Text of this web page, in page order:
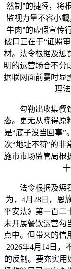
然制”的捷径，将
监视力量不容小
牛肉”的虚假宣传
破口正在于“证照
材。法令根据及惩
明的运营场合不分
据联网面前霎时显
理
勾勒出收集餐饮
态。更无从晓得原
是“底子没当回事”
次“地址不符”的非
施市市场监管局根
法令根据及惩罚
为，4月28日，恩
平安法》第一百二
未开展餐饮运营勾
点中。但带来的信
2026年4月14日，
的反制。要充实用